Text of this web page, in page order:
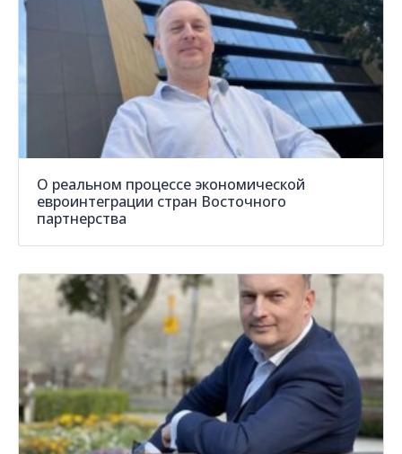
О реальном процессе экономической
евроинтеграции стран Восточного
партнерства